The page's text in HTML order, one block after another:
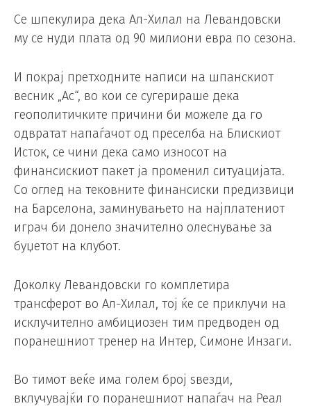
Се шпекулира дека Ал-Хилал на Левандовски
му се нуди плата од 90 милиони евра по сезона.
И покрај претходните написи на шпанскиот
весник „Ас“, во кои се сугерираше дека
геополитичките причини би можеле да го
одвратат напаѓачот од преселба на Блискиот
Исток, се чини дека само износот на
финансискиот пакет ја променил ситуацијата.
Со оглед на тековните финансиски предизвици
на Барселона, заминувањето на најплатениот
играч би донело значително олеснување за
буџетот на клубот.
Доколку Левандовски го комплетира
трансферот во Ал-Хилал, тој ќе се приклучи на
исклучително амбициозен тим предводен од
поранешниот тренер на Интер, Симоне Инзаги.
Во тимот веќе има голем број ѕвезди,
вклучувајќи го поранешниот напаѓач на Реал